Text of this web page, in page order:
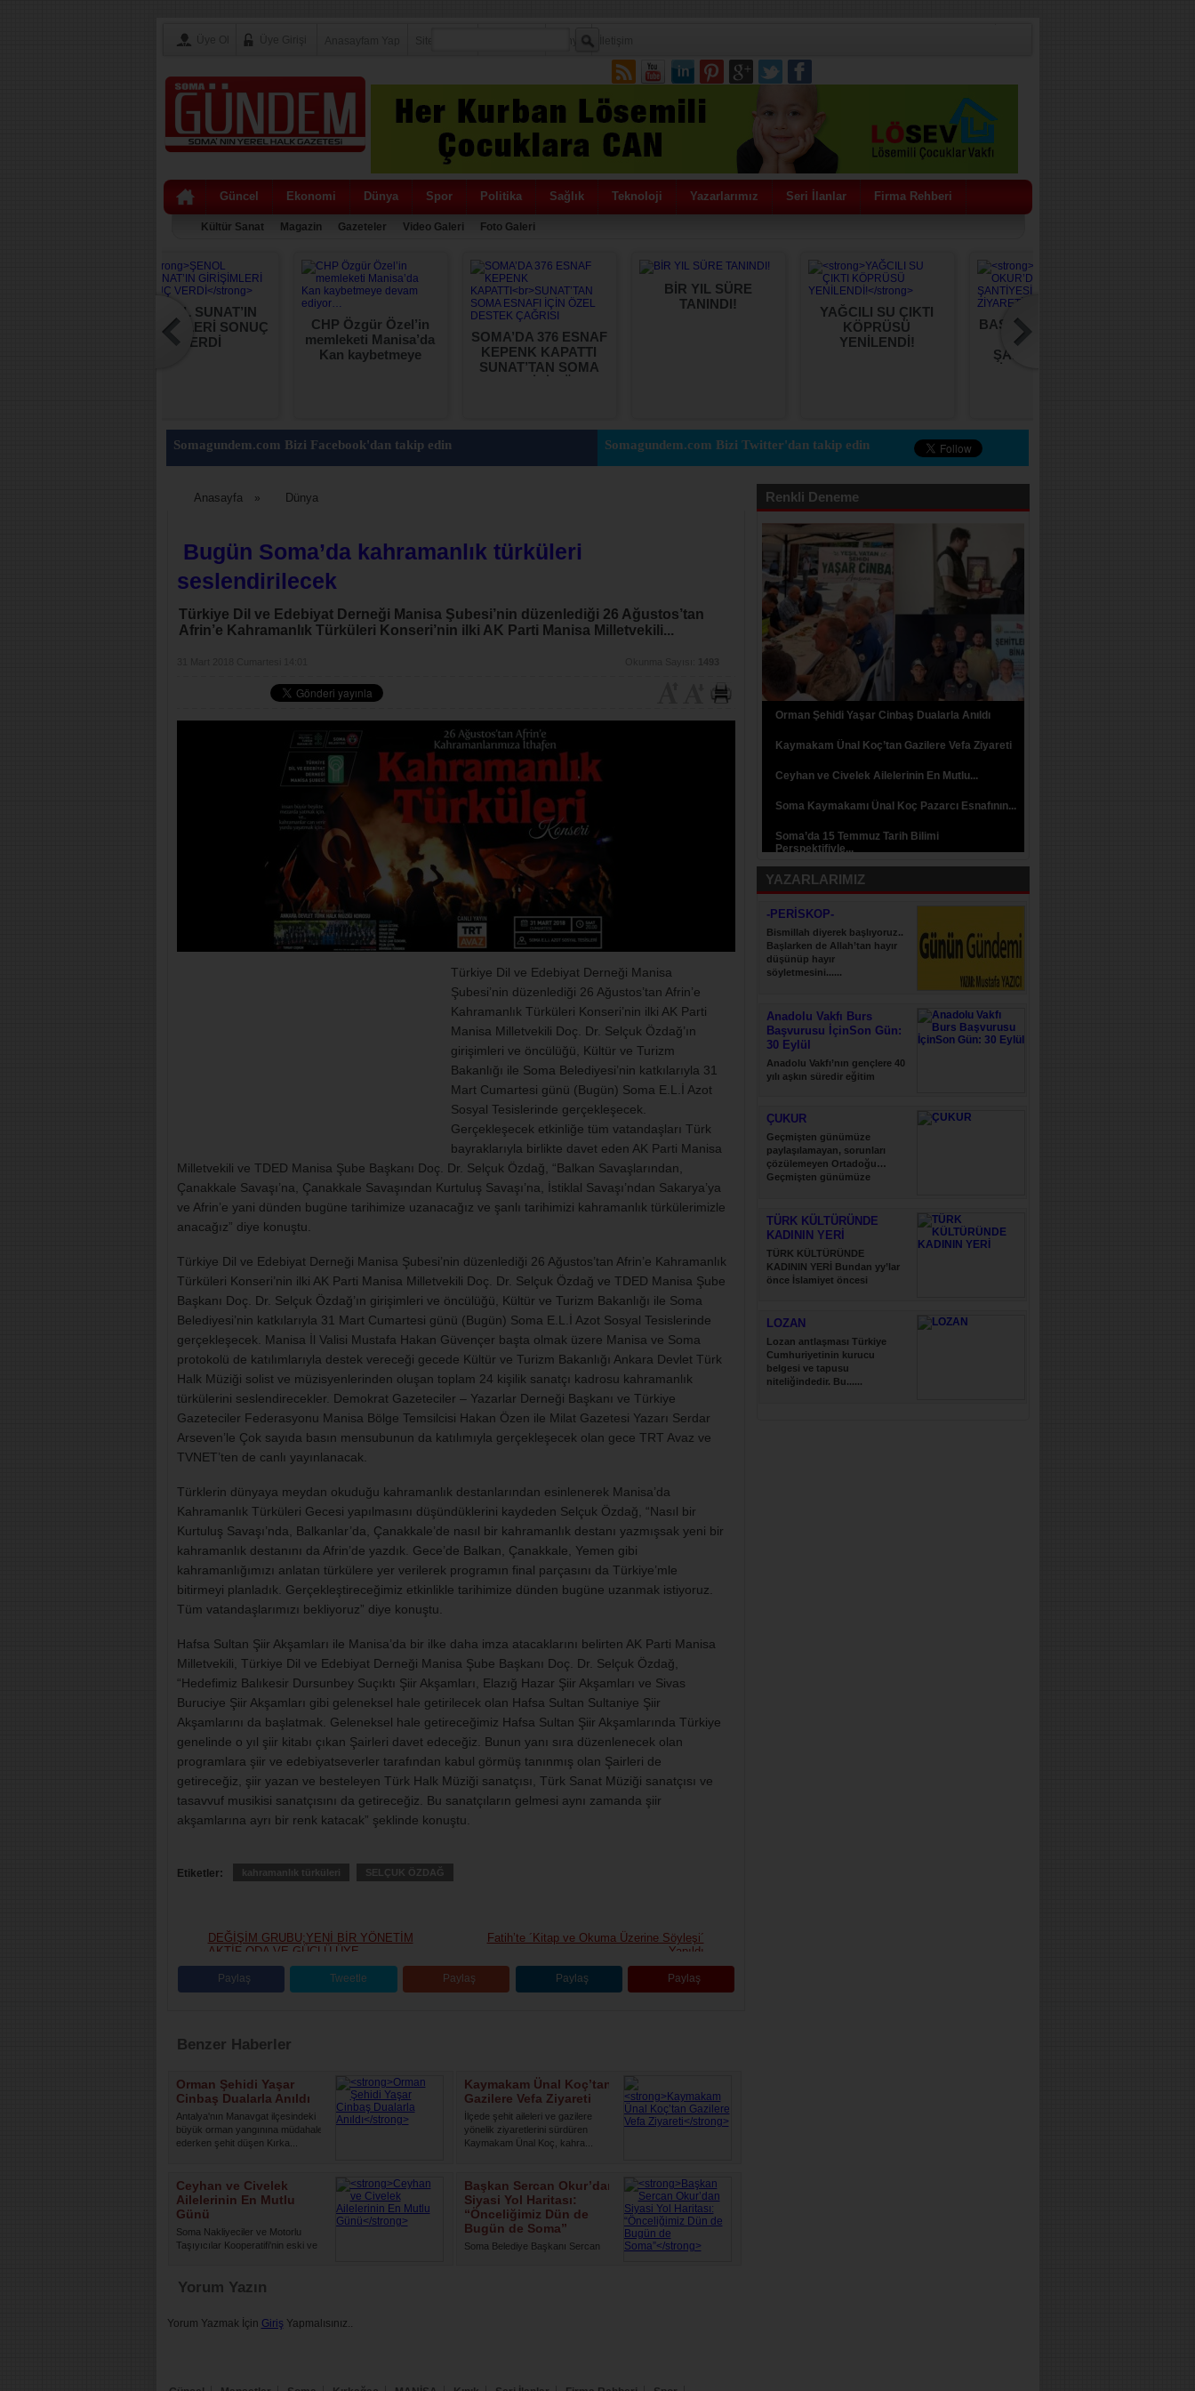
Güncel Ekonomi Dünya Spor Politika Sağlık Teknoloji Yazarlarımız Seri İlanlar Firma Rehberi
Kültür Sanat Magazin Gazeteler Video Galeri Foto Galeri
ŞENOL SUNAT’IN
GİRİŞİMLERİ SONUÇ
VERDİ
CHP Özgür Özel’in
memleketi Manisa’da
Kan kaybetmeye
SOMA’DA 376 ESNAF
KEPENK KAPATTI
SUNAT’TAN SOMA
BİR YIL SÜRE
TANINDI!
YAĞCILI SU ÇIKTI
KÖPRÜSÜ
YENİLENDİ!
BAŞKAN OKUR’DAN
AKHİSAR
ŞANTİYESİNE İŞ
Somagundem.com Bizi Facebook'dan takip edin Somagundem.com Bizi Twitter'dan takip edin
Anasayfa » Dünya
Bugün Soma’da kahramanlık türküleri
seslendirilecek
Türkiye Dil ve Edebiyat Derneği Manisa Şubesi’nin düzenlediği 26 Ağustos’tan
Afrin’e Kahramanlık Türküleri Konseri’nin ilki AK Parti Manisa Milletvekili...
Türkiye Dil ve Edebiyat Derneği Manisa
Şubesi’nin düzenlediği 26 Ağustos’tan Afrin’e
Kahramanlık Türküleri Konseri’nin ilki AK Parti
Manisa Milletvekili Doç. Dr. Selçuk Özdağ’ın
girişimleri ve öncülüğü, Kültür ve Turizm
Bakanlığı ile Soma Belediyesi’nin katkılarıyla 31
Mart Cumartesi günü (Bugün) Soma E.L.İ Azot
Sosyal Tesislerinde gerçekleşecek.
Gerçekleşecek etkinliğe tüm vatandaşları Türk
bayraklarıyla birlikte davet eden AK Parti Manisa
Milletvekili ve TDED Manisa Şube Başkanı Doç. Dr. Selçuk Özdağ, “Balkan Savaşlarından,
Çanakkale Savaşı’na, Çanakkale Savaşından Kurtuluş Savaşı’na, İstiklal Savaşı’ndan Sakarya’ya
ve Afrin’e yani dünden bugüne tarihimize uzanacağız ve şanlı tarihimizi kahramanlık türkülerimizle
anacağız” diye konuştu.
Türkiye Dil ve Edebiyat Derneği Manisa Şubesi’nin düzenlediği 26 Ağustos’tan Afrin’e Kahramanlık
Türküleri Konseri’nin ilki AK Parti Manisa Milletvekili Doç. Dr. Selçuk Özdağ ve TDED Manisa Şube
Başkanı Doç. Dr. Selçuk Özdağ’ın girişimleri ve öncülüğü, Kültür ve Turizm Bakanlığı ile Soma
Belediyesi’nin katkılarıyla 31 Mart Cumartesi günü (Bugün) Soma E.L.İ Azot Sosyal Tesislerinde
gerçekleşecek. Manisa İl Valisi Mustafa Hakan Güvençer başta olmak üzere Manisa ve Soma
protokolü de katılımlarıyla destek vereceği gecede Kültür ve Turizm Bakanlığı Ankara Devlet Türk
Halk Müziği solist ve müzisyenlerinden oluşan toplam 24 kişilik sanatçı kadrosu kahramanlık
türkülerini seslendirecekler. Demokrat Gazeteciler – Yazarlar Derneği Başkanı ve Türkiye
Gazeteciler Federasyonu Manisa Bölge Temsilcisi Hakan Özen ile Milat Gazetesi Yazarı Serdar
Arseven’le Çok sayıda basın mensubunun da katılımıyla gerçekleşecek olan gece TRT Avaz ve
TVNET’ten de canlı yayınlanacak.
Türklerin dünyaya meydan okuduğu kahramanlık destanlarından esinlenerek Manisa’da
Kahramanlık Türküleri Gecesi yapılmasını düşündüklerini kaydeden Selçuk Özdağ, “Nasıl bir
Kurtuluş Savaşı’nda, Balkanlar’da, Çanakkale’de nasıl bir kahramanlık destanı yazmışsak yeni bir
kahramanlık destanını da Afrin’de yazdık. Gece’de Balkan, Çanakkale, Yemen gibi
kahramanlığımızı anlatan türkülere yer verilerek programın final parçasını da Türkiye’mle
bitirmeyi planladık. Gerçekleştireceğimiz etkinlikle tarihimize dünden bugüne uzanmak istiyoruz.
Tüm vatandaşlarımızı bekliyoruz” diye konuştu.
Hafsa Sultan Şiir Akşamları ile Manisa’da bir ilke daha imza atacaklarını belirten AK Parti Manisa
Milletvekili, Türkiye Dil ve Edebiyat Derneği Manisa Şube Başkanı Doç. Dr. Selçuk Özdağ,
“Hedefimiz Balıkesir Dursunbey Suçıktı Şiir Akşamları, Elazığ Hazar Şiir Akşamları ve Sivas
Buruciye Şiir Akşamları gibi geleneksel hale getirilecek olan Hafsa Sultan Sultaniye Şiir
Akşamlarını da başlatmak. Geleneksel hale getireceğimiz Hafsa Sultan Şiir Akşamlarında Türkiye
genelinde o yıl şiir kitabı çıkan Şairleri davet edeceğiz. Bunun yanı sıra düzenlenecek olan
programlara şiir ve edebiyatseverler tarafından kabul görmüş tanınmış olan Şairleri de
getireceğiz, şiir yazan ve besteleyen Türk Halk Müziği sanatçısı, Türk Sanat Müziği sanatçısı ve
tasavvuf musikisi sanatçısını da getireceğiz. Bu sanatçıların gelmesi aynı zamanda şiir
akşamlarına ayrı bir renk katacak” şeklinde konuştu.
Etiketler: kahramanlık türküleri SELÇUK ÖZDAĞ
DEĞİŞİM GRUBU;YENİ BİR YÖNETİM
AKTİF ODA VE GÜÇLÜ ÜYE
SLOGANIYLA YOLA ÇIKIYORUZ
Fatih’te ´Kitap ve Okuma Üzerine Söyleşi´
Yapıldı
Paylaş Tweetle Paylaş Paylaş Paylaş
Benzer Haberler
Orman Şehidi Yaşar
Cinbaş Dualarla Anıldı
Antalya'nın Manavgat ilçesindeki
büyük orman yangınına müdahale
ederken şehit düşen Kırka...
Kaymakam Ünal Koç’tan
Gazilere Vefa Ziyareti
İlçede şehit aileleri ve gazilere
yönelik ziyaretlerini sürdüren
Kaymakam Ünal Koç, kahra...
Ceyhan ve Civelek
Ailelerinin En Mutlu
Günü
Soma Nakliyeciler ve Motorlu
Taşıyıcılar Kooperatifi'nin eski ve
Başkan Sercan Okur’dan
Siyasi Yol Haritası:
“Önceliğimiz Dün de
Bugün de Soma”
Soma Belediye Başkanı Sercan
Yorum Yazın
Yorum Yazmak İçin Giriş Yapmalısınız..
Renkli Deneme
Orman Şehidi Yaşar Cinbaş Dualarla Anıldı
Kaymakam Ünal Koç’tan Gazilere Vefa Ziyareti
Ceyhan ve Civelek Ailelerinin En Mutlu...
Soma Kaymakamı Ünal Koç Pazarcı Esnafının...
Soma’da 15 Temmuz Tarih Bilimi
Perspektifiyle...
YAZARLARIMIZ
-PERİSKOP-
Bismillah diyerek başlıyoruz..
Başlarken de Allah’tan hayır
düşünüp hayır
söyletmesini......
Anadolu Vakfı Burs
Başvurusu İçinSon Gün:
30 Eylül
Anadolu Vakfı’nın gençlere 40
yılı aşkın süredir eğitim
ÇUKUR
Geçmişten günümüze
paylaşılamayan, sorunları
çözülemeyen Ortadoğu…
Geçmişten günümüze
TÜRK KÜLTÜRÜNDE
KADININ YERİ
TÜRK KÜLTÜRÜNDE
KADININ YERİ Bundan yy’lar
önce İslamiyet öncesi
LOZAN
Lozan antlaşması Türkiye
Cumhuriyetinin kurucu
belgesi ve tapusu
niteliğindedir. Bu......